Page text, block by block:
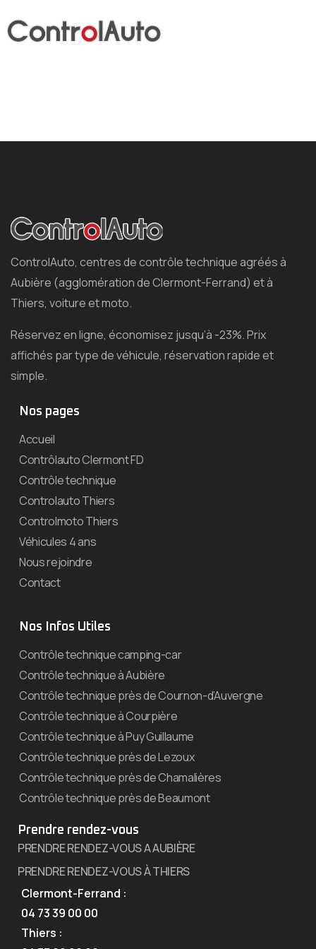
ControlAuto, centres de contrôle technique agréés à
Aubière (agglomération de Clermont-Ferrand) et à
Thiers, voiture et moto.
Réservez en ligne, économisez jusqu’à -23%. Prix
affichés par type de véhicule, réservation rapide et
simple.
Nos pages
Accueil
Contrôlauto Clermont FD
Contrôle technique
Controlauto Thiers
Controlmoto Thiers
Véhicules 4 ans
Nous rejoindre
Contact
Nos Infos Utiles
Contrôle technique camping-car
Contrôle technique à Aubière
Contrôle technique près de Cournon-d’Auvergne
Contrôle technique à Courpière
Contrôle technique à Puy Guillaume
Contrôle technique près de Lezoux
Contrôle technique près de Chamalières
Contrôle technique près de Beaumont
Prendre rendez-vous
PRENDRE RENDEZ-VOUS A AUBIÈRE
PRENDRE RENDEZ-VOUS À THIERS
Clermont-Ferrand :
04 73 39 00 00
Thiers :